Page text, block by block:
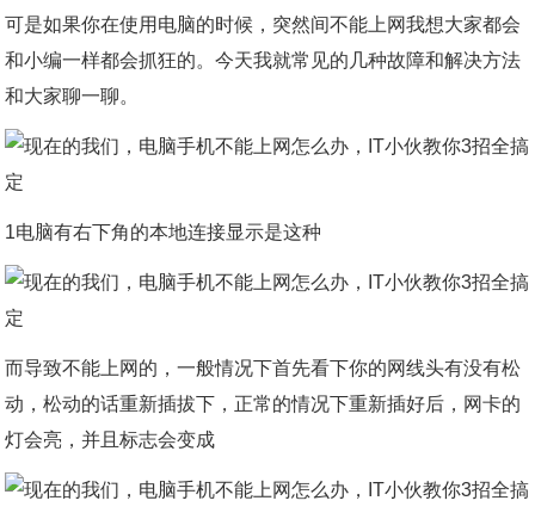
可是如果你在使用电脑的时候，突然间不能上网我想大家都会
和小编一样都会抓狂的。今天我就常见的几种故障和解决方法
和大家聊一聊。
1电脑有右下角的本地连接显示是这种
而导致不能上网的，一般情况下首先看下你的网线头有没有松
动，松动的话重新插拔下，正常的情况下重新插好后，网卡的
灯会亮，并且标志会变成